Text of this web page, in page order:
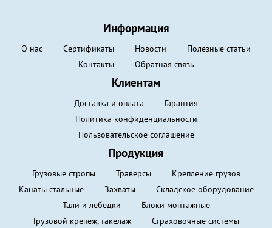
Информация
О нас Сертификаты Новости
Полезные статьи
Контакты
Обратная связь
Клиентам
Доставка и оплата
Гарантия
Политика конфиденциальности
Пользовательское соглашение
Продукция
Грузовые стропы Траверсы
Крепление грузов
Канаты стальные
Захваты
Складское оборудование
Тали и лебёдки
Блоки монтажные
Грузовой крепеж, такелаж
Страховочные системы